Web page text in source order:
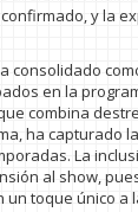
y la
consolidado
en la
combina
ha capturado
La
al show,
toque único a